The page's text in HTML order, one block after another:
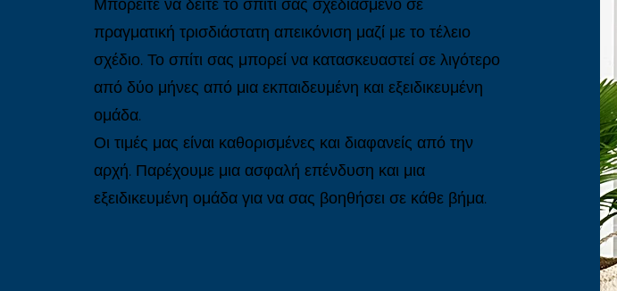
Μπορείτε να δείτε το σπίτι σας σχεδιασμένο σε
πραγματική τρισδιάστατη απεικόνιση μαζί με το τέλειο
σχέδιο. Το σπίτι σας μπορεί να κατασκευαστεί σε λιγότερο
από δύο μήνες από μια εκπαιδευμένη και εξειδικευμένη
ομάδα.
Οι τιμές μας είναι καθορισμένες και διαφανείς από την
αρχή. Παρέχουμε μια ασφαλή επένδυση και μια
εξειδικευμένη ομάδα για να σας βοηθήσει σε κάθε βήμα.